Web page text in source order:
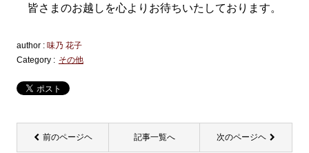
皆さまのお越しを心よりお待ちいたしております。
author : 味乃 花子
Category : その他
前のページヘ 記事一覧へ 次のページヘ